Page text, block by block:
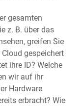
gesamten
z. B. über das
greifen Sie
gespeichert
ihre ID? Welche
wir auf ihr
Hardware
erbracht? Wie